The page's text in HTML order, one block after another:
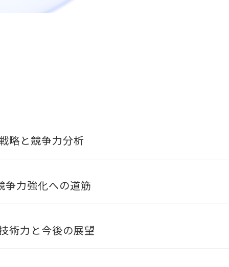
略と競争力分析
力強化への道筋
術力と今後の展望